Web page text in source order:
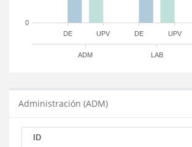
DE DE
UPV UPV
ADM LAB
0
Administración (ADM)
ID